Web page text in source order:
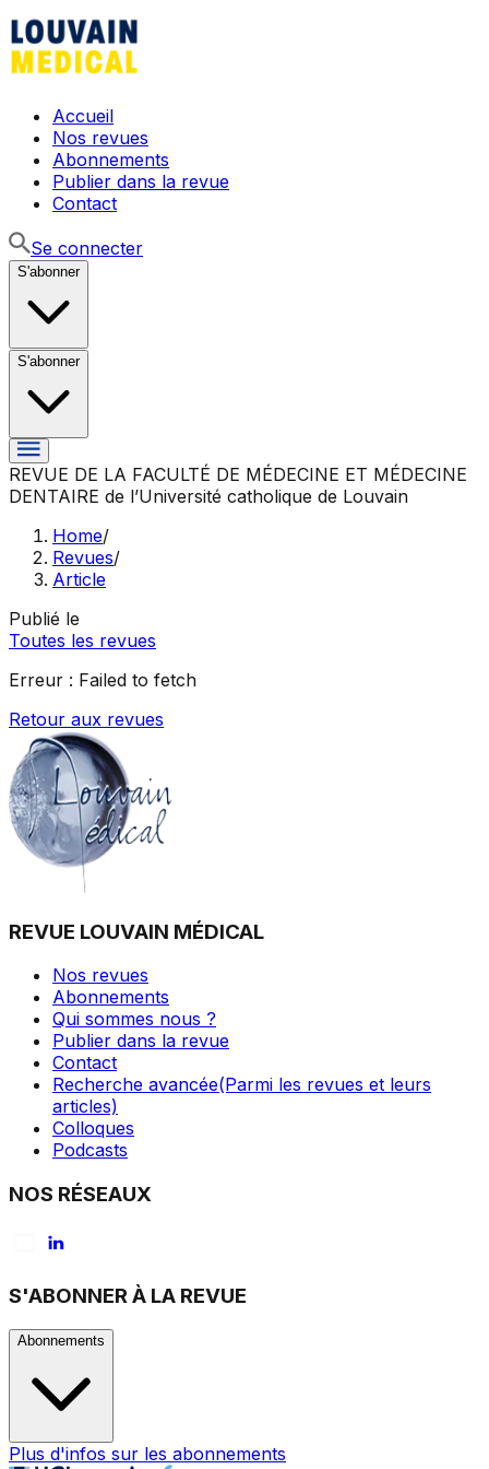
Accueil
Nos revues
Abonnements
Publier dans la revue
Contact
Se connecter
S'abonner
S'abonner
REVUE DE LA FACULTÉ DE MÉDECINE ET MÉDECINE
DENTAIRE de l’Université catholique de Louvain
Home/
Revues/
Article
Publié le
Toutes les revues
Erreur : Failed to fetch
Retour aux revues
REVUE LOUVAIN MÉDICAL
Nos revues
Abonnements
Qui sommes nous ?
Publier dans la revue
Contact
Recherche avancée(Parmi les revues et leurs
articles)
Colloques
Podcasts
NOS RÉSEAUX
S'ABONNER À LA REVUE
Abonnements
Plus d'infos sur les abonnements